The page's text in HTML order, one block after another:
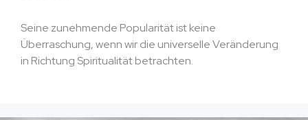
Seine zunehmende Popularität ist keine
Überraschung, wenn wir die universelle Veränderung
in Richtung Spiritualität betrachten.